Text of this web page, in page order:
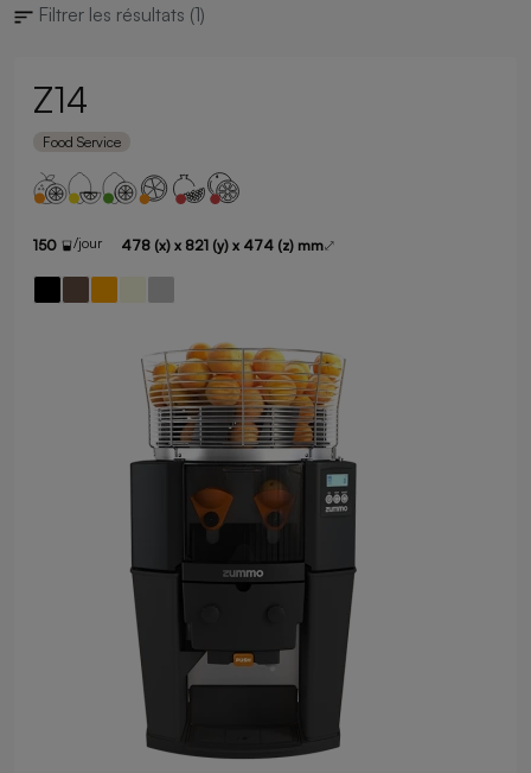
Filtrer les résultats (1)
Z14
Food Service
150 /jour 478 (x) x 821 (y) x 474 (z) mm